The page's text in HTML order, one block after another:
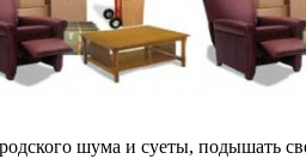
шума и суеты, подышать